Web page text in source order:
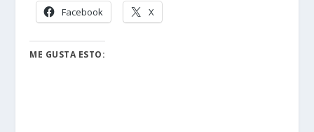
Facebook X
ME GUSTA ESTO: